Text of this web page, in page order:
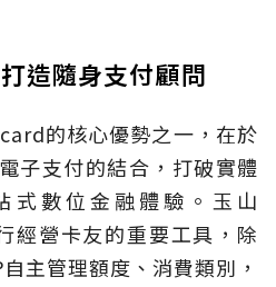
造隨身支付顧問
的核心優勢之一，在於
子支付的結合，打破實體
式數位金融體驗。玉山
經營卡友的重要工具，除
主管理額度、消費類別，